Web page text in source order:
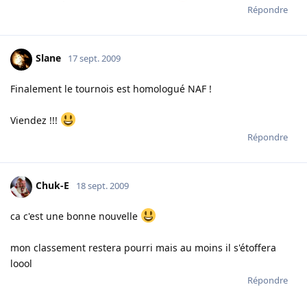
Répondre
Slane 17 sept. 2009
Finalement le tournois est homologué NAF !
Viendez !!!
Répondre
Chuk-E 18 sept. 2009
ca c'est une bonne nouvelle
mon classement restera pourri mais au moins il s'étoffera
loool
Répondre